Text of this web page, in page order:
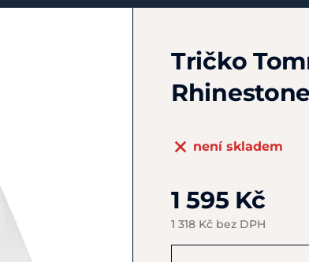
Tričko
není skladem
1 595 Kč
1 318 Kč bez DPH